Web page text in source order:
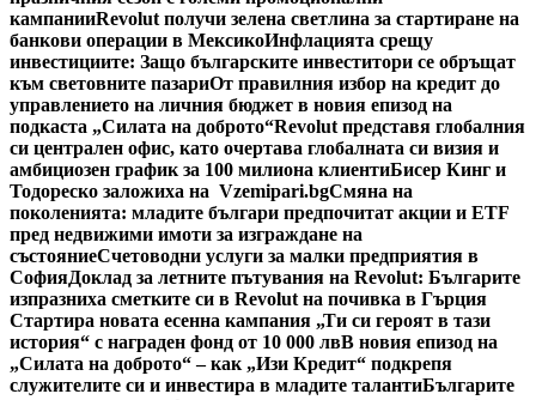
кампанииRevolut получи зелена светлина за стартиране на
банкови операции в МексикоИнфлацията срещу
инвестициите: Защо българските инвеститори се обръщат
към световните пазариОт правилния избор на кредит до
управлението на личния бюджет в новия епизод на
подкаста „Силата на доброто“Revolut представя глобалния
си централен офис, като очертава глобалната си визия и
амбициозен график за 100 милиона клиентиБисер Кинг и
Тодореско заложиха на Vzemipari.bgСмяна на
поколенията: младите българи предпочитат акции и ETF
пред недвижими имоти за изграждане на
състояниеСчетоводни услуги за малки предприятия в
СофияДоклад за летните пътувания на Revolut: Българите
изпразниха сметките си в Revolut на почивка в Гърция
Стартира новата есенна кампания „Ти си героят в тази
история“ с награден фонд от 10 000 лвВ новия епизод на
„Силата на доброто“ – как „Изи Кредит“ подкрепя
служителите си и инвестира в младите талантиБългарите